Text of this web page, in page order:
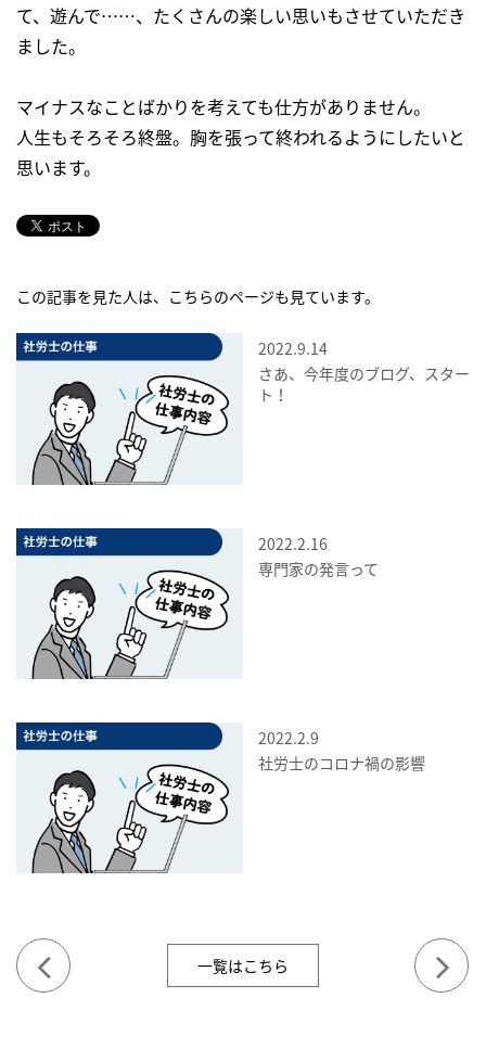
て、遊んで……、たくさんの楽しい思いもさせていただき
ました。
マイナスなことばかりを考えても仕方がありません。
人生もそろそろ終盤。胸を張って終われるようにしたいと
思います。
この記事を見た人は、こちらのページも見ています。
2022.9.14
さあ、今年度のブログ、スター
ト！
2022.2.16
専門家の発言って
2022.2.9
社労士のコロナ禍の影響
一覧はこちら